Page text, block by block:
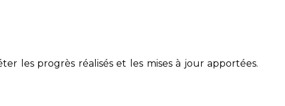
les progrès réalisés et les mises à jour apportées.